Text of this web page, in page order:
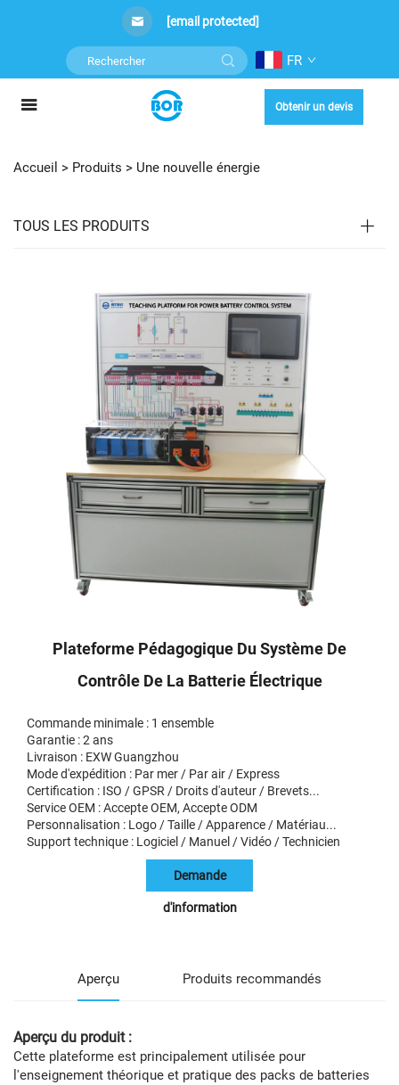
[email protected]
FR
Obtenir un devis
Accueil > Produits > Une nouvelle énergie
TOUS LES PRODUITS
Plateforme Pédagogique Du Système De
Contrôle De La Batterie Électrique
Commande minimale : 1 ensemble
Garantie : 2 ans
Livraison : EXW Guangzhou
Mode d'expédition : Par mer / Par air / Express
Certification : ISO / GPSR / Droits d'auteur / Brevets...
Service OEM : Accepte OEM, Accepte ODM
Personnalisation : Logo / Taille / Apparence / Matériau...
Support technique : Logiciel / Manuel / Vidéo / Technicien
Demande
d'information
Aperçu Produits recommandés
Aperçu du produit :
Cette plateforme est principalement utilisée pour
l'enseignement théorique et pratique des packs de batteries